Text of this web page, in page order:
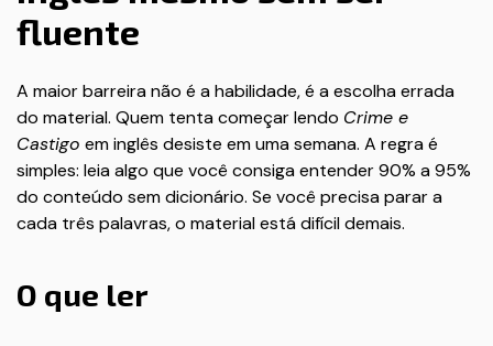
fluente
A maior barreira não é a habilidade, é a escolha errada
do material. Quem tenta começar lendo Crime e
Castigo em inglês desiste em uma semana. A regra é
simples: leia algo que você consiga entender 90% a 95%
do conteúdo sem dicionário. Se você precisa parar a
cada três palavras, o material está difícil demais.
O que ler